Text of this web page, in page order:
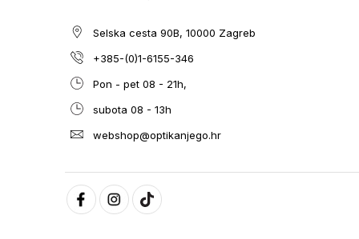
Selska cesta 90B, 10000 Zagreb
+385-(0)1-6155-346
Pon - pet 08 - 21h,
subota 08 - 13h
webshop@optikanjego.hr